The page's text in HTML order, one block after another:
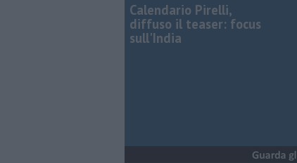
Calendario Pirelli,
diffuso il teaser: focus
sull'India